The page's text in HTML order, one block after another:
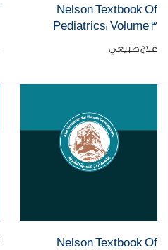
Nelson Textbook Of
Pediatrics: Volume 3
علاج طبيعي
Nelson Textbook Of